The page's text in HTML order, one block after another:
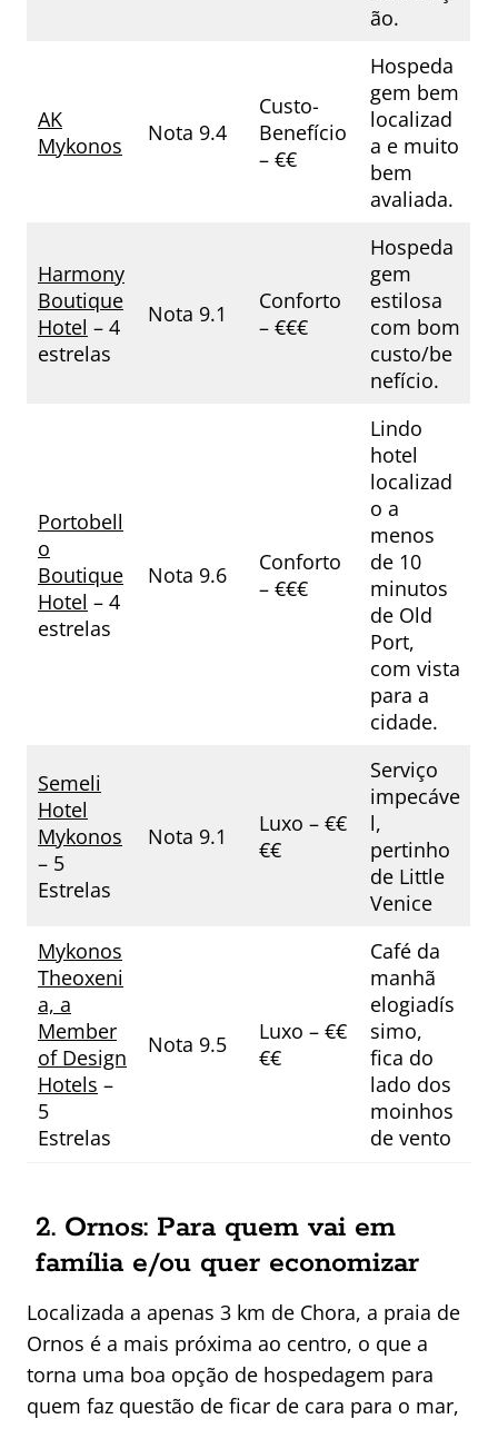
ão.
AK
Mykonos
Nota 9.4
Custo-
Benefício
– €€
Hospeda
gem bem
localizad
a e muito
bem
avaliada.
Harmony
Boutique
Hotel – 4
estrelas
Nota 9.1
Conforto
– €€€
Hospeda
gem
estilosa
com bom
custo/be
nefício.
Portobell
o
Boutique
Hotel – 4
estrelas
Nota 9.6
Conforto
– €€€
Lindo
hotel
localizad
o a
menos
de 10
minutos
de Old
Port,
com vista
para a
cidade.
Semeli
Hotel
Mykonos
– 5
Estrelas
Nota 9.1
Luxo – €€
€€
Serviço
impecáve
l,
pertinho
de Little
Venice
Mykonos
Theoxeni
a, a
Member
of Design
Hotels –
5
Estrelas
Nota 9.5
Luxo – €€
€€
Café da
manhã
elogiadís
simo,
fica do
lado dos
moinhos
de vento
2. Ornos: Para quem vai em
família e/ou quer economizar
Localizada a apenas 3 km de Chora, a praia de
Ornos é a mais próxima ao centro, o que a
torna uma boa opção de hospedagem para
quem faz questão de ficar de cara para o mar,